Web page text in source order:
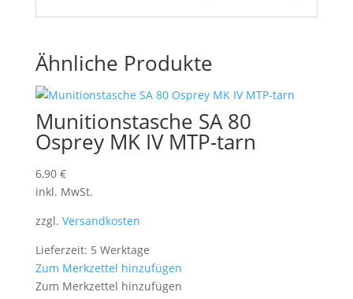
Ähnliche Produkte
Munitionstasche SA 80
Osprey MK IV MTP-tarn
6,90 €
inkl. MwSt.
zzgl. Versandkosten
Lieferzeit: 5 Werktage
Zum Merkzettel hinzufügen
Zum Merkzettel hinzufügen